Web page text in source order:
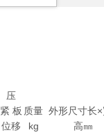
压
紧 板
位移
质量
kg
外形尺寸长
高㎜